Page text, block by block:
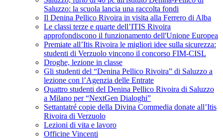
Saluzzo: la scuola lancia una raccolta fondi
Il Denina Pellico Rivoira in visita alla Ferrero di Alba
Le classi terze e quarte dell’ITIS Rivoira
approfondiscono il funzionamento dell'Unione Europea
Premiate all’Itis Rivoira le migliori idee sulla sicurezza:
studenti di Verzuolo vincono il concorso FIM-CISL
Droghe, lezione in classe
Gli studenti del “Denina Pellico Rivoira” di Saluzzo a
lezione con l’Agenzia delle Entrate
Quattro studenti del Denina Pellico Rivoira di Saluzzo
a Milano per “NextGen Dialoghi”
Settantatré copie della Divina Commedia donate all’Itis
Rivoira di Verzuolo
Lezioni di vita e lavoro
Officine Vincenti